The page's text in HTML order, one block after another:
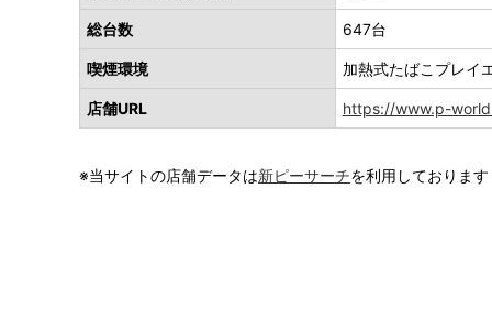
総台数 647台
喫煙環境 加熱式たばこプレ
店舗URL https://www.p-
※当サイトの店舗データは新ピーサーチを利用しております